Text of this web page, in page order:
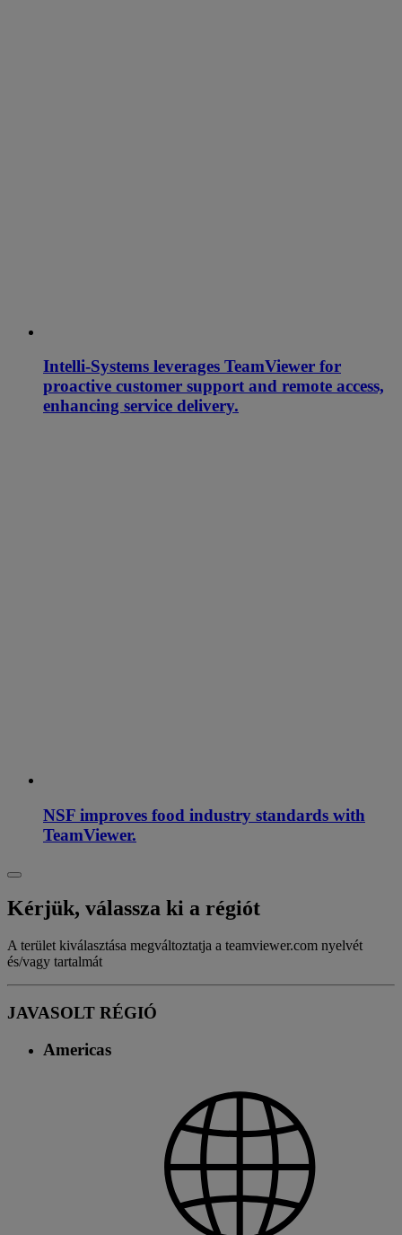
Intelli-Systems leverages TeamViewer for
proactive customer support and remote access,
enhancing service delivery.
NSF improves food industry standards with
TeamViewer.
Kérjük, válassza ki a régiót
A terület kiválasztása megváltoztatja a teamviewer.com nyelvét
és/vagy tartalmát
JAVASOLT RÉGIÓ
Americas